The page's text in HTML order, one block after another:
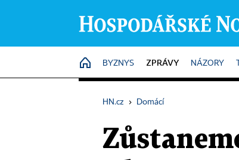
HOME
BYZNYS ZPRÁVY NÁZORY
HN.cz › Domácí